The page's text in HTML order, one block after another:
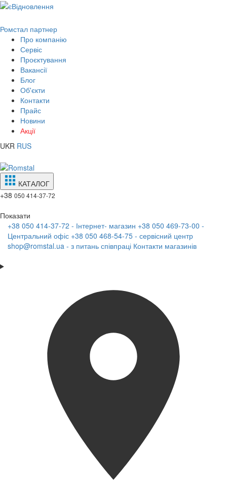
Ромстал партнер
Про компанію
Сервіс
Проєктування
Вакансії
Блог
Об'єкти
Контакти
Прайс
Новини
Акції
UKR RUS
КАТАЛОГ
+38 050 414-37-72
Показати
+38 050 414-37-72 - Інтернет- магазин +38 050 469-73-00 -
Центральний офіс +38 050 468-54-75 - сервісний центр
shop@romstal.ua - з питань співпраці Контакти магазинів